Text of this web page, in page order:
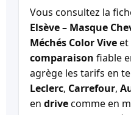
Vous consultez la
Elsève – Masque
Méchés Color Viveet
comparaison fiable
agrège les tarifs en
Leclerc, Carrefour,
en drivecomme en